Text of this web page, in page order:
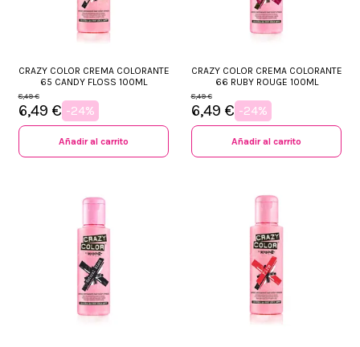
CRAZY COLOR CREMA COLORANTE
65 CANDY FLOSS 100ML
8,49 €
6,49 € -24%
Añadir al carrito
CRAZY COLOR CREMA COLORANTE
66 RUBY ROUGE 100ML
8,49 €
6,49 € -24%
Añadir al carrito